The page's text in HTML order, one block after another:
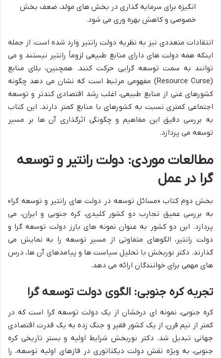
انگیزه برای سرمایه گذاری در بخش های مولد، ضعف بخش
خصوصی و کاهش بهره وری می شود.
انتقادات متعددی نیز به نظریه دولت رانتیر وارد شده است، از جمله
اینکه همه دولت های دارای منابع طبیعی لزوماً رانتیر نیستند و می
توانند به سمت توسعه گرایی حرکت کنند. همچنین، بلای منابع
(Resource Curse) مفهومی مرتبط است که نشان می دهد چگونه
کشورهای غنی از منابع طبیعی، اغلب رشد اقتصادی کندتر و توسعه
اجتماعی کمتری نسبت به کشورهای با منابع کمتر دارند. این کتاب
به بررسی دقیق این مفاهیم و چگونگی اثرگذاری آن ها بر مسیر
توسعه می پردازد.
مطالعات موردی: دولت رانتیر و توسعه
گرا در عمل
بخش دوم کتاب «مسائل توسعه در دولت های رانتیر و توسعه گرا»
به بررسی عمیق تجارب دو کشور کلیدی، کره جنوبی و ایران، می
پردازد. این دو کشور به عنوان نمونه های بارز دولت توسعه گرا و
دولت رانتیر، الگوهای متفاوتی از مسیر توسعه را به نمایش می
گذارند. دکتر نوربخش با تحلیل سیاست ها و پیامدهای آن ها، درس
های مهمی برای خوانندگان ارائه می دهد.
تجربه کره جنوبی: الگوی دولت توسعه گرا
کره جنوبی، نمونه ای درخشان از یک دولت توسعه گرا است که در
کمتر از نیم قرن، از یک کشور فقیر و جنگ زده به یک قدرت اقتصادی
جهانی تبدیل شد. دکتر نوربخش شرایط اولیه و بستر تاریخی کره
جنوبی، به ویژه نقش دولت دیکتاتوری در فازهای اولیه توسعه، را